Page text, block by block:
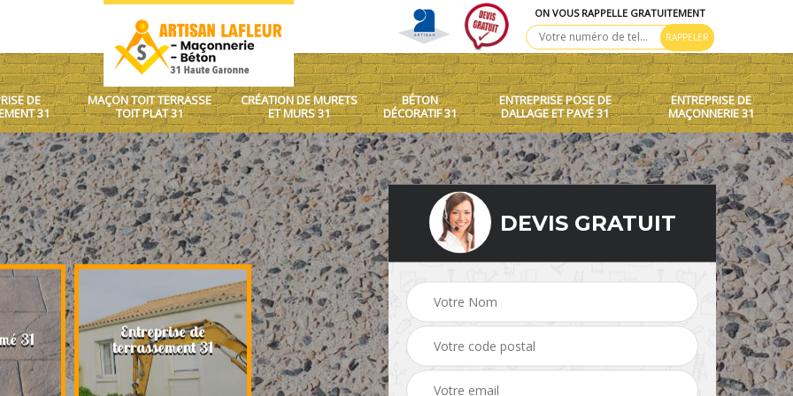
ON VOUS RAPPELLE GRATUITEMENT
DE
31
MAÇON TOIT TERRASSE
TOIT PLAT 31
CRÉATION DE MURETS
ET MURS 31
BÉTON
DÉCORATIF 31
ENTREPRISE POSE DE
DALLAGE ET PAVÉ 31
ENTREPRISE DE
MAÇONNERIE 31
31 Entreprise de
terrassement 31
Maçon toit terrasse toit
plat 31
Création de murets et
murs 31 Béton décoratif 31
DEVIS GRATUIT